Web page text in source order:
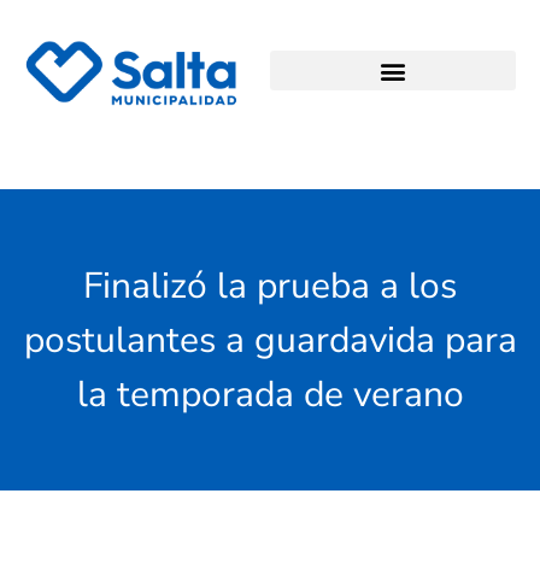
Finalizó la prueba a los
postulantes a guardavida para
la temporada de verano